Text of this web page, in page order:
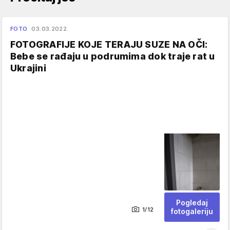
FOTO 03.03.2022.
FOTOGRAFIJE KOJE TERAJU SUZE NA OČI:
Bebe se rađaju u podrumima dok traje rat u
Ukrajini
1/12
Pogledaj
fotogaleriju